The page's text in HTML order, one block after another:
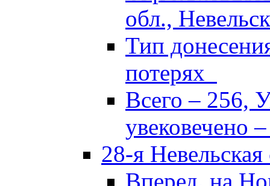
обл.,
Тип
потерях
Всего – 256,
увековечено
28-я Невельская
Вперед, на